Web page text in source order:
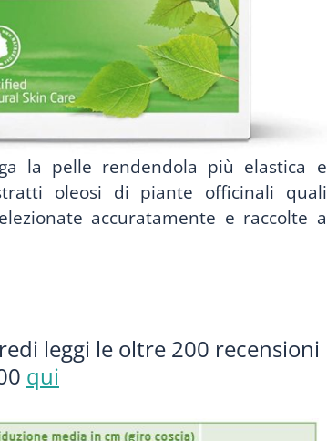
la pelle rendendola più elastica e
oleosi di piante officinali quali
accuratamente e raccolte a
leggi le oltre 200 recensioni
qui